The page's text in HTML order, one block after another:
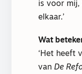
is voor mij,
elkaar.’
Wat
‘Het heeft
van De